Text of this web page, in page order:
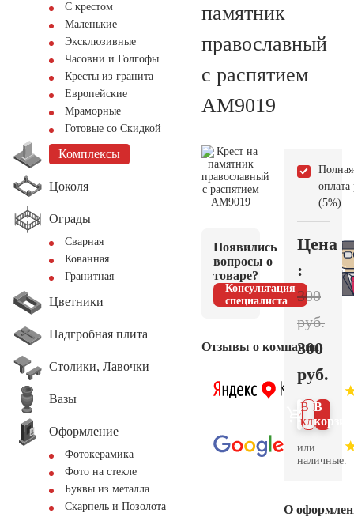
С крестом
Маленькие
Эксклюзивные
Часовни и Голгофы
Кресты из гранита
Европейские
Мраморные
Готовые со Скидкой
Комплексы
Цоколя
Ограды
Сварная
Кованная
Гранитная
Цветники
Надгробная плита
Столики, Лавочки
Вазы
Оформление
Фотокерамика
Фото на стекле
Буквы из металла
Скарпель и Позолота
памятник
православный
с распятием
AM9019
Появились
вопросы о
товаре?
Консультация
специалиста
Отзывы о компании
Полная
оплата
(5%)
Цена
:
300
руб.
300
руб.
В
В 1
клик
или
наличные.
О